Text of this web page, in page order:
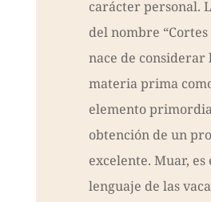
carácter personal.
del nombre
nace de considerar
materia prima
elemento
obtención de un
excelente. Muar, es
lenguaje de las